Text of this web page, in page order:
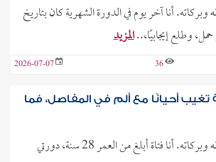
وبركاته. أنا آخر يوم في الدورة الشهرية كان بتاريخ
المزيد
36
2026-07-07
تغيب أحيانًا مع ألم في المفاصل، فما
السلام عليكم ورحمة الله وبركاته. أنا فتاة أبلغ من العمر 28 سنة، دورتي